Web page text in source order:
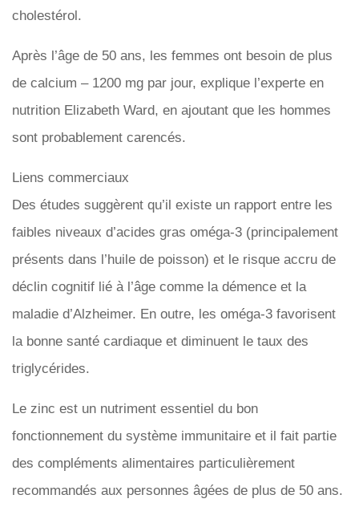
cholestérol.
Après l’âge de 50 ans, les femmes ont besoin de plus
de calcium – 1200 mg par jour, explique l’experte en
nutrition Elizabeth Ward, en ajoutant que les hommes
sont probablement carencés.
Liens commerciaux
Des études suggèrent qu’il existe un rapport entre les
faibles niveaux d’acides gras oméga-3 (principalement
présents dans l’huile de poisson) et le risque accru de
déclin cognitif lié à l’âge comme la démence et la
maladie d’Alzheimer. En outre, les oméga-3 favorisent
la bonne santé cardiaque et diminuent le taux des
triglycérides.
Le zinc est un nutriment essentiel du bon
fonctionnement du système immunitaire et il fait partie
des compléments alimentaires particulièrement
recommandés aux personnes âgées de plus de 50 ans.